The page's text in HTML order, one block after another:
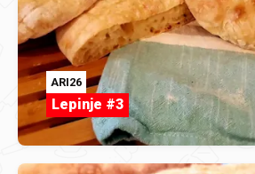
ARI26
Lepinje #3